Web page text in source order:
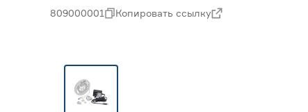
809000001 Копировать ссылку